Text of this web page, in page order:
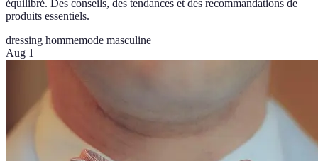
équilibré. Des conseils, des tendances et des recommandations de
produits essentiels.
dressing hommemode masculine
Aug 1